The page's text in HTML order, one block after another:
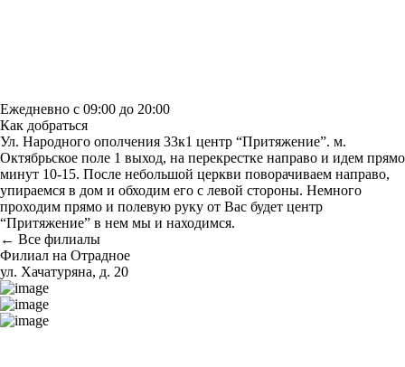
Ежедневно с 09:00 до 20:00
Как добраться
Ул. Народного ополчения 33к1 центр “Притяжение”. м.
Октябрьское поле 1 выход, на перекрестке направо и идем прямо
минут 10-15. После небольшой церкви поворачиваем направо,
упираемся в дом и обходим его с левой стороны. Немного
проходим прямо и полевую руку от Вас будет центр
“Притяжение” в нем мы и находимся.
← Все филиалы
Филиал на Отрадное
ул. Хачатуряна, д. 20